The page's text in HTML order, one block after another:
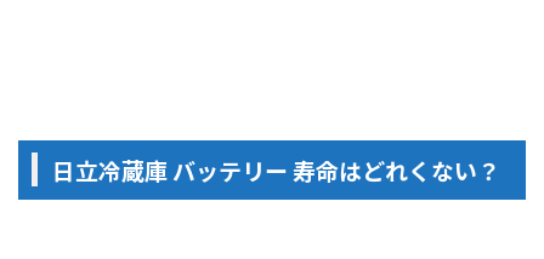
日立冷蔵庫 バッテリー 寿命はどれくない？